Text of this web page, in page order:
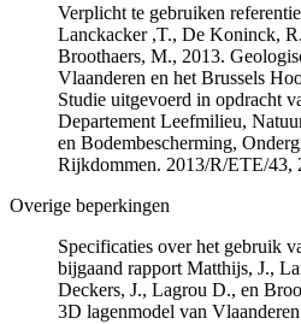
Verplicht te gebruiken
Lanckacker ,T., De Koninck,
Broothaers, M., 2013.
Vlaanderen en het Brussels
Studie uitgevoerd in opdracht
Departement Leefmilieu,
en Bodembescherming,
Rijkdommen. 2013/R/ETE/43,
Overige beperkingen
Specificaties over het gebruik
bijgaand rapport Matthijs, J.,
Deckers, J., Lagrou D., en
3D lagenmodel van